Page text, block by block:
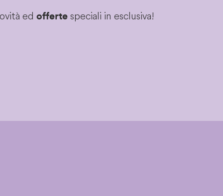
ed offerte speciali in esclusiva!